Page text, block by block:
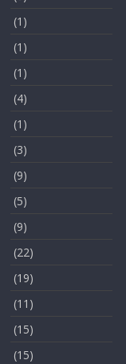
(1)
(1)
(1)
(4)
(1)
(3)
(9)
(5)
(9)
(22)
(19)
(11)
(15)
(15)